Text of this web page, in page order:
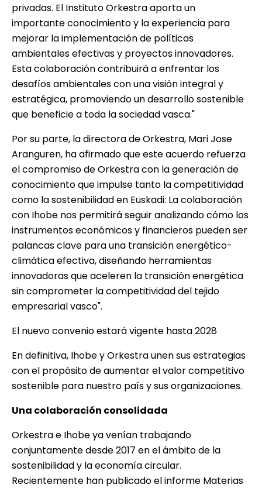
privadas. El Instituto Orkestra aporta un
importante conocimiento y la experiencia para
mejorar la implementación de políticas
ambientales efectivas y proyectos innovadores.
Esta colaboración contribuirá a enfrentar los
desafíos ambientales con una visión integral y
estratégica, promoviendo un desarrollo sostenible
que beneficie a toda la sociedad vasca."
Por su parte, la directora de Orkestra, Mari Jose
Aranguren, ha afirmado que este acuerdo refuerza
el compromiso de Orkestra con la generación de
conocimiento que impulse tanto la competitividad
como la sostenibilidad en Euskadi: La colaboración
con Ihobe nos permitirá seguir analizando cómo los
instrumentos económicos y financieros pueden ser
palancas clave para una transición energético-
climática efectiva, diseñando herramientas
innovadoras que aceleren la transición energética
sin comprometer la competitividad del tejido
empresarial vasco".
El nuevo convenio estará vigente hasta 2028
En definitiva, Ihobe y Orkestra unen sus estrategias
con el propósito de aumentar el valor competitivo
sostenible para nuestro país y sus organizaciones.
Una colaboración consolidada
Orkestra e Ihobe ya venían trabajando
conjuntamente desde 2017 en el ámbito de la
sostenibilidad y la economía circular.
Recientemente han publicado el informe  Materias